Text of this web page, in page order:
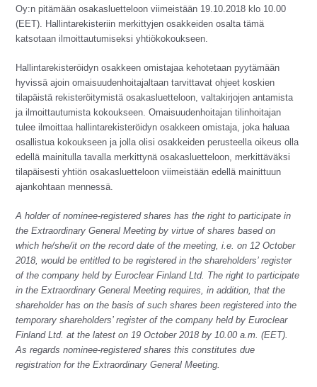
Oy:n pitämään osakasluetteloon viimeistään 19.10.2018 klo 10.00
(EET). Hallintarekisteriin merkittyjen osakkeiden osalta tämä
katsotaan ilmoittautumiseksi yhtiökokoukseen.
Hallintarekisteröidyn osakkeen omistajaa kehotetaan pyytämään
hyvissä ajoin omaisuudenhoitajaltaan tarvittavat ohjeet koskien
tilapäistä rekisteröitymistä osakasluetteloon, valtakirjojen antamista
ja ilmoittautumista kokoukseen. Omaisuudenhoitajan tilinhoitajan
tulee ilmoittaa hallintarekisteröidyn osakkeen omistaja, joka haluaa
osallistua kokoukseen ja jolla olisi osakkeiden perusteella oikeus olla
edellä mainitulla tavalla merkittynä osakasluetteloon, merkittäväksi
tilapäisesti yhtiön osakasluetteloon viimeistään edellä mainittuun
ajankohtaan mennessä.
A holder of nominee-registered shares has the right to participate in
the Extraordinary General Meeting by virtue of shares based on
which he/she/it on the record date of the meeting, i.e. on 12 October
2018, would be entitled to be registered in the shareholders’ register
of the company held by Euroclear Finland Ltd. The right to participate
in the Extraordinary General Meeting requires, in addition, that the
shareholder has on the basis of such shares been registered into the
temporary shareholders’ register of the company held by Euroclear
Finland Ltd. at the latest on 19 October 2018 by 10.00 a.m. (EET).
As regards nominee-registered shares this constitutes due
registration for the Extraordinary General Meeting.